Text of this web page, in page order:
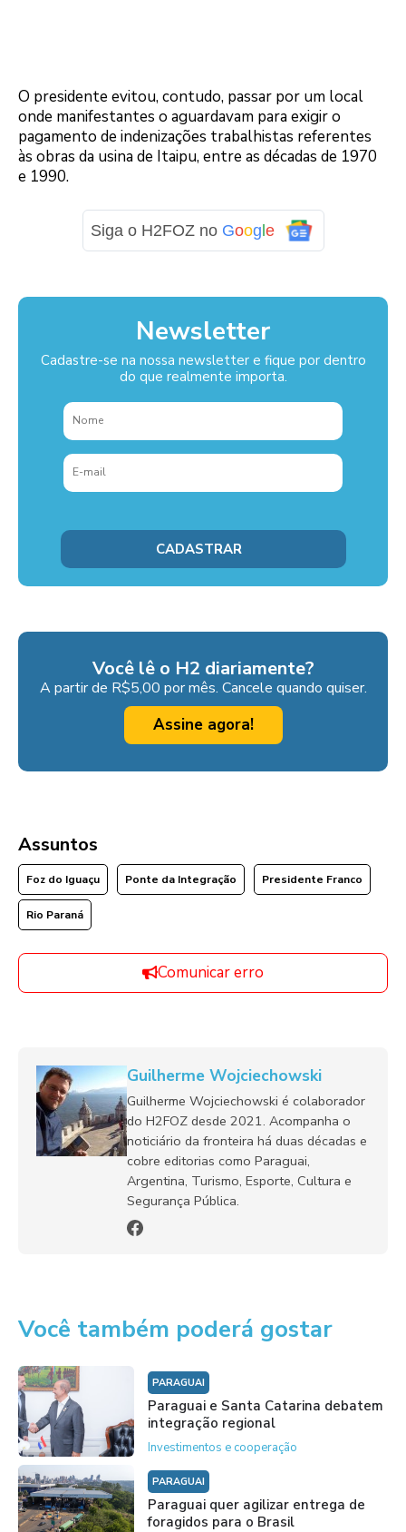
O presidente evitou, contudo, passar por um local
onde manifestantes o aguardavam para exigir o
pagamento de indenizações trabalhistas referentes
às obras da usina de Itaipu, entre as décadas de 1970
e 1990.
Siga o H2FOZ no Goog e
Newsletter
Cadastre-se na nossa newsletter e fique por dentro
do que realmente importa.
Você lê o H2 diariamente?
A partir de R$5,00 por mês. Cancele quando quiser.
Assine agora!
Assuntos
Foz do Iguaçu Ponte da Integração Presidente Franco
Rio Paraná
Comunicar erro
Guilherme Wojciechowski
Guilherme Wojciechowski é colaborador
do H2FOZ desde 2021. Acompanha o
noticiário da fronteira há duas décadas e
cobre editorias como Paraguai,
Argentina, Turismo, Esporte, Cultura e
Segurança Pública.
Você também poderá gostar
PARAGUAI
Paraguai e Santa Catarina debatem
integração regional
Investimentos e cooperação
PARAGUAI
Paraguai quer agilizar entrega de
foragidos para o Brasil